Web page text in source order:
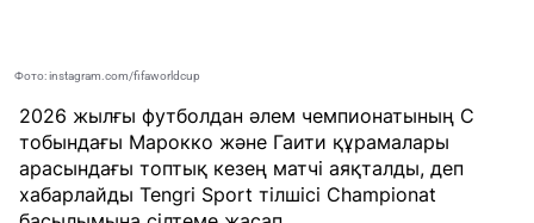
Фото: instagram.com/fifaworldcup
2026 жылғы футболдан әлем чемпионатының С
тобындағы Марокко және Гаити құрамалары
арасындағы топтық кезең матчі аяқталды, деп
хабарлайды Tengri Sport тілшісі Championat